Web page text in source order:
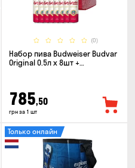
(0)
Набор пива Budweiser Budvar
Original 0.5л x 8шт +
785,50
грн за 1 шт
Только онлайн